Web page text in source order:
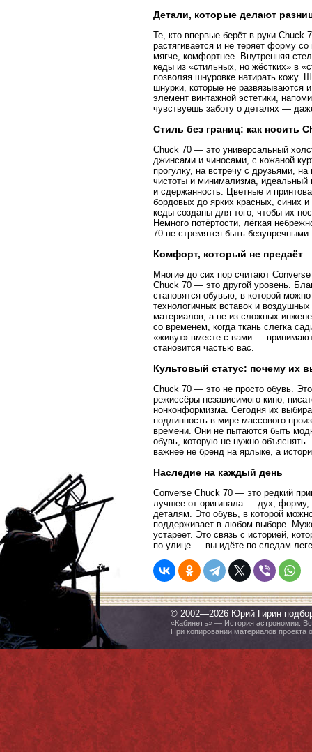
Детали, которые делают
Те, кто впервые берёт в руки Chuck
растягивается и не теряет форму
мягче, комфортнее. Внутренняя
кеды из «стильных, но жёстких» в
позволяя шнуровке натирать кожу.
шнурки, которые не развязываются
элемент винтажной эстетики,
чувствуешь заботу о деталях —
Стиль без границ: как носить
Chuck 70 — это универсальный
джинсами и чиносами, с кожаной
прогулку, на встречу с друзьями,
чистоты и минимализма, идеальный
и сдержанность. Цветные и
бордовых до ярких красных, синих
кеды созданы для того, чтобы их
Немного потёртости, лёгкая
70 не стремятся быть
Комфорт, который не предаёт
Многие до сих пор считают
Chuck 70 — это другой уровень.
становятся обувью, в которой
технологичных вставок и
материалов, а не из сложных
со временем, когда ткань слегка
«живут» вместе с вами —
становится частью вас.
Культовый статус: почему их
Chuck 70 — это не просто обувь.
режиссёры независимого кино,
нонконформизма. Сегодня их
подлинность в мире массового
времени. Они не пытаются быть
обувь, которую не нужно
важнее не бренд на ярлыке, а
Наследие на каждый день
Converse Chuck 70 — это редкий
лучшее от оригинала — дух, форму,
деталям. Это обувь, в которой
поддерживает в любом выборе.
устареет. Это связь с историей,
по улице — вы идёте по следам
© 2002—2026 Юрий Гирин
«Кабинетъ» — История астрономии.
При копировании материалов проекта